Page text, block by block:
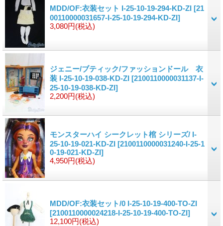
MDD/OF:衣装セット I-25-10-19-294-KD-ZI [21
00110000031657-I-25-10-19-294-KD-ZI]
3,080円(税込)
ジェニー/ブティック/ファッションドール 衣
装 I-25-10-19-038-KD-ZI [2100110000031137-I-
25-10-19-038-KD-ZI]
2,200円(税込)
モンスターハイ シークレット棺 シリーズ/ I-
25-10-19-021-KD-ZI [2100110000031240-I-25-1
0-19-021-KD-ZI]
4,950円(税込)
MDD/OF:衣装セット/0 I-25-10-19-400-TO-ZI
[2100110000024218-I-25-10-19-400-TO-ZI]
12,100円(税込)